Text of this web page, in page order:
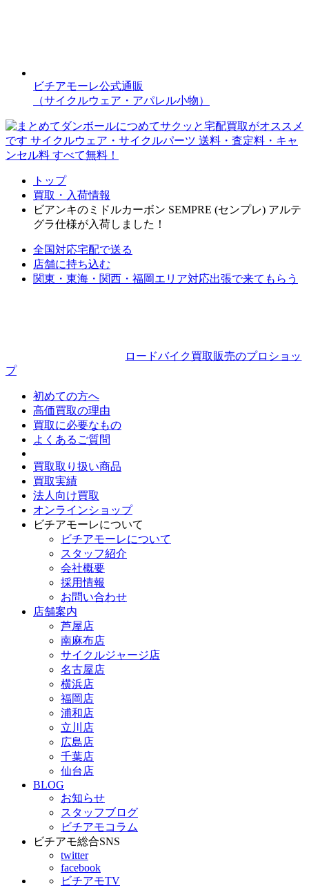
ビチアモーレ公式通販
（サイクルウェア・アパレル小物）
トップ
買取・入荷情報
ビアンキのミドルカーボン SEMPRE (センプレ) アルテ
グラ仕様が入荷しました！
全国対応宅配で送る
店舗に持ち込む
関東・東海・関西・福岡エリア対応出張で来てもらう
ロードバイク買取販売のプロショッ
プ
初めての方へ
高価買取の理由
買取に必要なもの
よくあるご質問
買取取り扱い商品
買取実績
法人向け買取
オンラインショップ
ビチアモーレについて
ビチアモーレについて
スタッフ紹介
会社概要
採用情報
お問い合わせ
店舗案内
芦屋店
南麻布店
サイクルジャージ店
名古屋店
横浜店
福岡店
浦和店
立川店
広島店
千葉店
仙台店
BLOG
お知らせ
スタッフブログ
ビチアモコラム
ビチアモ総合SNS
twitter
facebook
ビチアモTV